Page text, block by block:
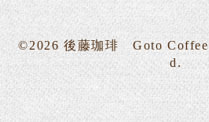
©2026 後藤珈琲 Goto Coffee
d.